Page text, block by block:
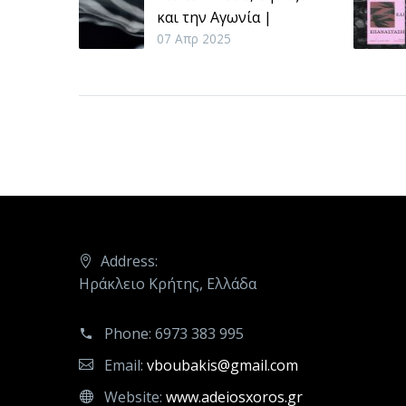
και την Αγωνία |
Σάββας Στρούμπος
αναγκαία. Δυνάμεις
07 Απρ 2025
Address:
Ηράκλειο Κρήτης, Ελλάδα
Phone: 6973 383 995
Email: vboubakis@gmail.com
Website: www.adeiosxoros.gr